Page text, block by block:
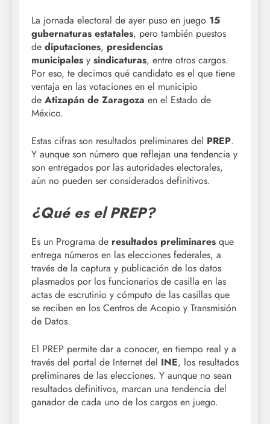
La jornada electoral de ayer puso en juego 15
gubernaturas estatales, pero también puestos
de diputaciones, presidencias
municipales y sindicaturas, entre otros cargos.
Por eso, te decimos qué candidato es el que tiene
ventaja en las votaciones en el municipio
de Atizapán de Zaragoza en el Estado de
México.
Estas cifras son resultados preliminares del PREP.
Y aunque son número que reflejan una tendencia y
son entregados por las autoridades electorales,
aún no pueden ser considerados definitivos.
¿Qué es el PREP?
Es un Programa de resultados preliminares que
entrega números en las elecciones federales, a
través de la captura y publicación de los datos
plasmados por los funcionarios de casilla en las
actas de escrutinio y cómputo de las casillas que
se reciben en los Centros de Acopio y Transmisión
de Datos.
El PREP permite dar a conocer, en tiempo real y a
través del portal de Internet del INE, los resultados
preliminares de las elecciones. Y aunque no sean
resultados definitivos, marcan una tendencia del
ganador de cada uno de los cargos en juego.